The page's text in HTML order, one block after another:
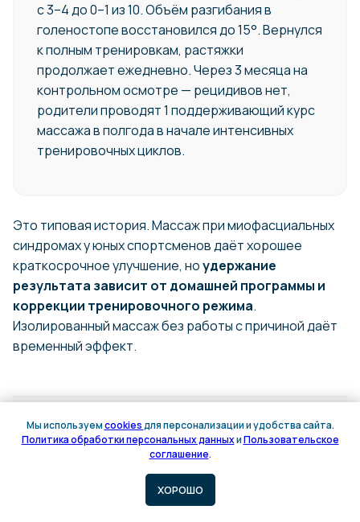
с 3–4 до 0–1 из 10. Объём разгибания в
голеностопе восстановился до 15°. Вернулся
к полным тренировкам, растяжки
продолжает ежедневно. Через 3 месяца на
контрольном осмотре — рецидивов нет,
родители проводят 1 поддерживающий курс
массажа в полгода в начале интенсивных
тренировочных циклов.
Это типовая история. Массаж при миофасциальных
синдромах у юных спортсменов даёт хорошее
краткосрочное улучшение, ноудержание
результата зависит от домашней программы и
коррекции тренировочного режима.
Изолированный массаж без работы с причиной даёт
временный эффект.
специалистам — красные флаги
Массаж — не безобидная процедура.
Есть состояния, при которых он временно или
Мы используемcookiesдля персонализации и удобства сайта.
Политика обработки персональных данныхиПользовательское
соглашение.
ХОРОШО
Онлайн